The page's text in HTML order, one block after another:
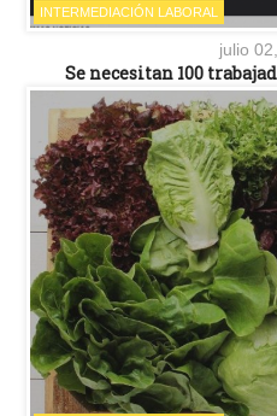
INTERMEDIACIÓN LABORAL
julio
Se necesitan 100